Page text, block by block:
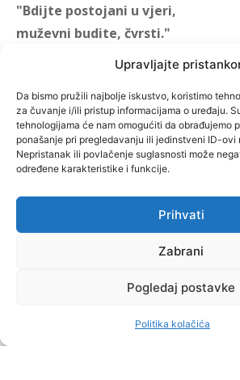
Upravljajte
Da bismo pružili najbolje iskustvo, koristimo
za čuvanje i/ili pristup informacijama o uređaju.
tehnologijama će nam omogućiti da obrađujemo
ponašanje pri pregledavanju ili jedinstveni ID-ovi
Nepristanak ili povlačenje suglasnosti može
određene karakteristike i funkcije.
Prihvati
Zabrani
Pogledaj postavke
Politika kolačića
"Bdijte postojani u vjeri,
muževni budite, čvrsti."
"Muževni budite" prvi je
hrvatski portal za katoličke
muškarce koji pokušava
reafirmirati u današnje
vrijeme itekako narušen
biblijski koncept muževnosti,
koji pokušavamo osvijetliti iz
više aspekata, prigodnih
rubrika i poticajnih inicijativa.